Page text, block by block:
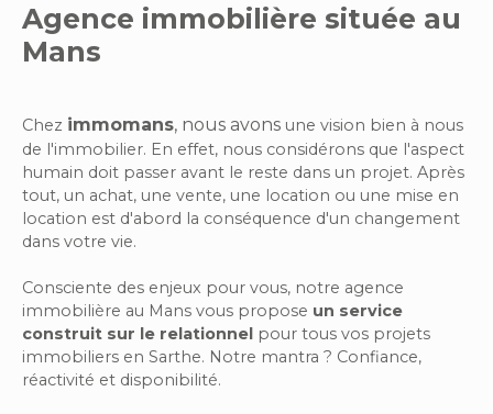
Agence immobilière située au
Mans
Chez immomans, nous avons une vision bien à nous
de l'immobilier. En effet, nous considérons que l'aspect
humain doit passer avant le reste dans un projet. Après
tout, un achat, une vente, une location ou une mise en
location est d'abord la conséquence d'un changement
dans votre vie.
Consciente des enjeux pour vous, notre agence
immobilière au Mans vous propose un service
construit sur le relationnel pour tous vos projets
immobiliers en Sarthe. Notre mantra ? Confiance,
réactivité et disponibilité.